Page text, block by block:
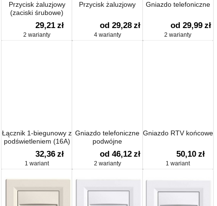
Przycisk żaluzjowy
(zaciski śrubowe)
29,21 zł
2 warianty
Przycisk żaluzjowy
od 29,28 zł
4 warianty
Gniazdo telefoniczne
od 29,99 zł
2 warianty
Łącznik 1-biegunowy z
podświetleniem (16A)
32,36 zł
1 wariant
Gniazdo telefoniczne
podwójne
od 46,12 zł
2 warianty
Gniazdo RTV końcowe
50,10 zł
1 wariant